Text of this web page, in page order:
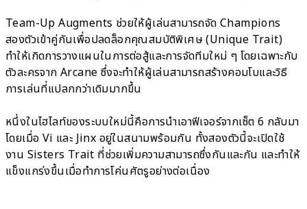
Team-Up Augments ช่วยให้ผู้เล่นสามารถจัด Champions
สองตัวเข้าคู่กันเพื่อปลดล็อกคุณสมบัติพิเศษ (Unique Trait)
ทำให้เกิดการวางแผนในการต่อสู้และการจัดทีมใหม่ ๆ โดยเฉพาะกับ
ตัวละครจาก Arcane ซึ่งจะทำให้ผู้เล่นสามารถสร้างคอมโบและวิธี
การเล่นที่แปลกกว่าเดิมมากขึ้น
หนึ่งในไฮไลท์ของระบบใหม่นี้คือการนำเอาฟีเจอร์จากเซ็ต 6 กลับมา
โดยเมื่อ Vi และ Jinx อยู่ในสนามพร้อมกัน ทั้งสองตัวนี้จะเปิดใช้
งาน Sisters Trait ที่ช่วยเพิ่มความสามารถซึ่งกันและกัน และทำให้
แข็งแกร่งขึ้นเมื่อทำการโค่นศัตรูอย่างต่อเนื่อง